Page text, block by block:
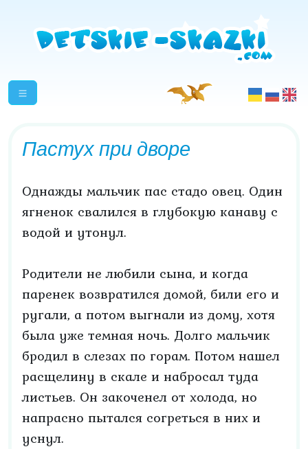
Пастух при дворе
Однажды мальчик пас стадо овец. Один
ягненок свалился в глубокую канаву с
водой и утонул.
Родители не любили сына, и когда
паренек возвратился домой, били его и
ругали, а потом выгнали из дому, хотя
была уже темная ночь. Долго мальчик
бродил в слезах по горам. Потом нашел
расщелину в скале и набросал туда
листьев. Он закоченел от холода, но
напрасно пытался согреться в них и
уснул.